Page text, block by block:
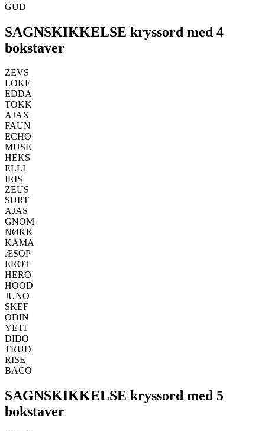
GUD
SAGNSKIKKELSE kryssord med 4
bokstaver
ZEVS
LOKE
EDDA
TOKK
AJAX
FAUN
ECHO
MUSE
HEKS
ELLI
IRIS
ZEUS
SURT
AJAS
GNOM
NØKK
KAMA
ÆSOP
EROT
HERO
HOOD
JUNO
SKEF
ODIN
YETI
DIDO
TRUD
RISE
BACO
SAGNSKIKKELSE kryssord med 5
bokstaver